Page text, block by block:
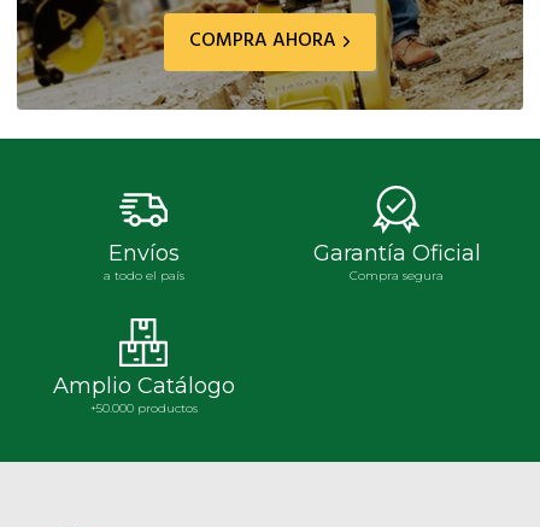
COMPRA AHORA
Envíos
a todo el país
Garantía Oficial
Compra segura
Amplio Catálogo
+50.000 productos